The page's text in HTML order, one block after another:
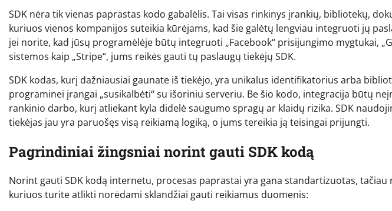
SDK nėra tik vienas paprastas kodo gabalėlis. Tai visas rinkinys įrankių, bibliotekų,
kuriuos vienos kompanijos suteikia kūrėjams, kad šie galėtų lengviau integruoti jų
jei norite, kad jūsų programėlėje būtų integruoti „Facebook“ prisijungimo mygtukai,
sistemos kaip „Stripe“, jums reikės gauti tų paslaugų tiekėjų SDK.
SDK kodas, kurį dažniausiai gaunate iš tiekėjo, yra unikalus identifikatorius arba
programinei įrangai „susikalbėti“ su išoriniu serveriu. Be šio kodo, integracija būtų
rankinio darbo, kurį atliekant kyla didelė saugumo spragų ar klaidų rizika. SDK
tiekėjas jau yra paruošęs visą reikiamą logiką, o jums tereikia ją teisingai prijungti.
Pagrindiniai žingsniai norint gauti SDK kodą
Norint gauti SDK kodą internetu, procesas paprastai yra gana standartizuotas, tačiau
kuriuos turite atlikti norėdami sklandžiai gauti reikiamus duomenis: